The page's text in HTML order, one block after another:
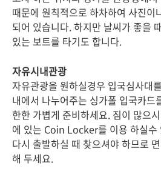
때문에 원칙적으로 하차하여 사진이
되어 있습니다. 하지만 날씨가 좋을
있는 보트를 타기도 합니다.
자유시내관광
자유관광을 원하실경우 입국심사대
내에서 나누어주는 싱가폴 입국카드
한한 가볍게 준비하세요. 짐이 많으
에 있는 Coin Locker를 이용 하실수
다시 출발하실 때 찾으셔야 하므로
해 두세요.